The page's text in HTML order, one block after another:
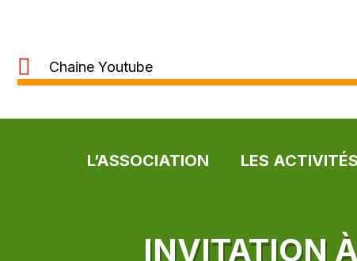
Chaine Youtube
L’ASSOCIATION LES ACTIVITÉS
INVITATION